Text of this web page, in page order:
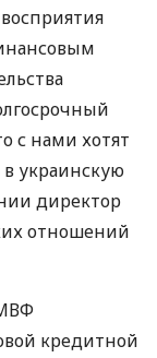
с нами хотят
в украинскую
директор
отношений
кредитной